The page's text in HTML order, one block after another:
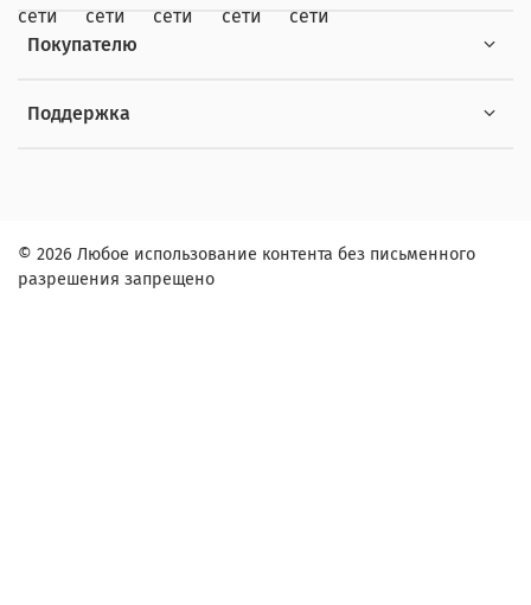
Покупателю
Поддержка
© 2026 Любое использование контента без письменного
разрешения запрещено